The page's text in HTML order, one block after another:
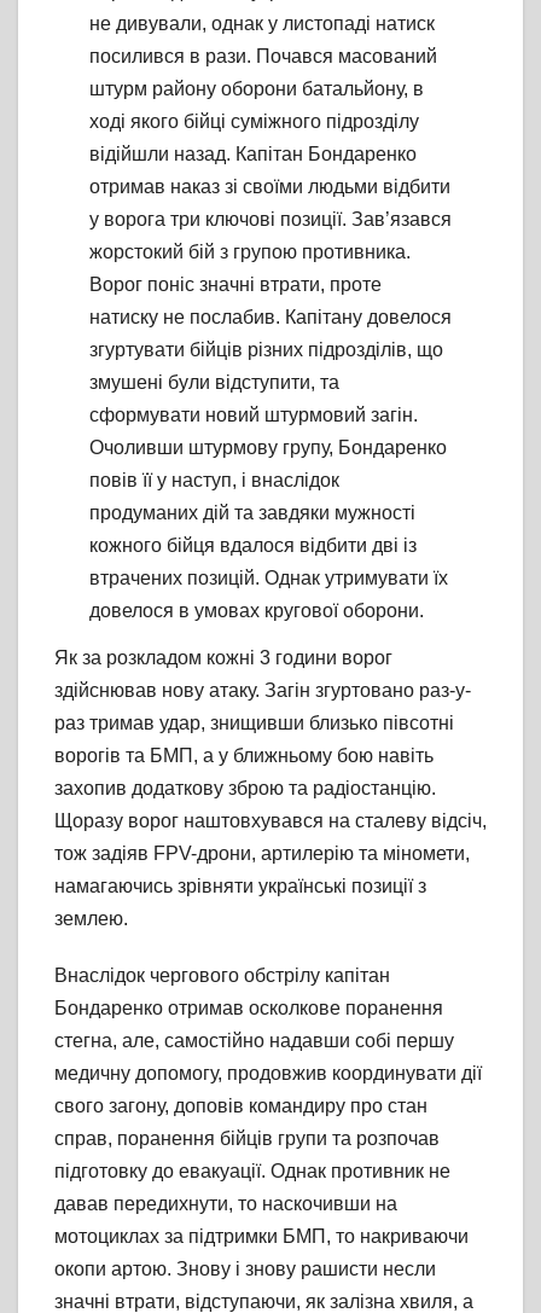
не дивували, однак у листопаді натиск
посилився в рази. Почався масований
штурм району оборони батальйону, в
ході якого бійці суміжного підрозділу
відійшли назад. Капітан Бондаренко
отримав наказ зі своїми людьми відбити
у ворога три ключові позиції. Зав’язався
жорстокий бій з групою противника.
Ворог поніс значні втрати, проте
натиску не послабив. Капітану довелося
згуртувати бійців різних підрозділів, що
змушені були відступити, та
сформувати новий штурмовий загін.
Очоливши штурмову групу, Бондаренко
повів її у наступ, і внаслідок
продуманих дій та завдяки мужності
кожного бійця вдалося відбити дві із
втрачених позицій. Однак утримувати їх
довелося в умовах кругової оборони.
Як за розкладом кожні 3 години ворог
здійснював нову атаку. Загін згуртовано раз-у-
раз тримав удар, знищивши близько півсотні
ворогів та БМП, а у ближньому бою навіть
захопив додаткову зброю та радіостанцію.
Щоразу ворог наштовхувався на сталеву відсіч,
тож задіяв FPV-дрони, артилерію та міномети,
намагаючись зрівняти українські позиції з
землею.
Внаслідок чергового обстрілу капітан
Бондаренко отримав осколкове поранення
стегна, але, самостійно надавши собі першу
медичну допомогу, продовжив координувати дії
свого загону, доповів командиру про стан
справ, поранення бійців групи та розпочав
підготовку до евакуації. Однак противник не
давав передихнути, то наскочивши на
мотоциклах за підтримки БМП, то накриваючи
окопи артою. Знову і знову рашисти несли
значні втрати, відступаючи, як залізна хвиля, а